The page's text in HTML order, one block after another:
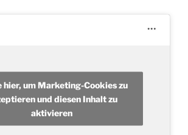
hier, um Marketing-Cookies zu
und diesen Inhalt zu
aktivieren